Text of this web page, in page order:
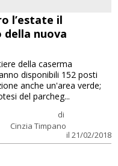
l’estate il
della nuova
di
Cinzia Timpano
il 21/02/2018
della caserma
disponibili 152 posti
anche un'area verde;
del parcheg...